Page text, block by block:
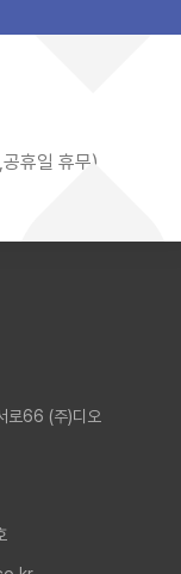
휴일 휴무)
로66 (주)디오